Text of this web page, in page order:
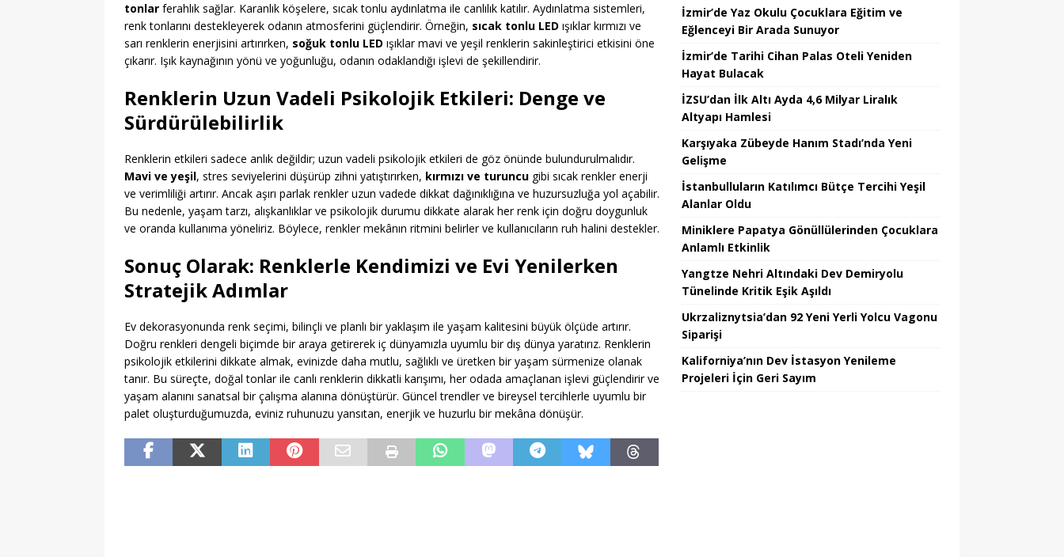
tonlar ferahlık sağlar. Karanlık köşelere, sıcak tonlu aydınlatma ile canlılık katılır. Aydınlatma sistemleri,
renk tonlarını destekleyerek odanın atmosferini güçlendirir. Örneğin, sıcak tonlu LED ışıklar kırmızı ve
sarı renklerin enerjisini artırırken, soğuk tonlu LED ışıklar mavi ve yeşil renklerin sakinleştirici etkisini öne
çıkarır. Işık kaynağının yönü ve yoğunluğu, odanın odaklandığı işlevi de şekillendirir.
Renklerin Uzun Vadeli Psikolojik Etkileri: Denge ve
Sürdürülebilirlik
Renklerin etkileri sadece anlık değildir; uzun vadeli psikolojik etkileri de göz önünde bulundurulmalıdır.
Mavi ve yeşil, stres seviyelerini düşürüp zihni yatıştırırken, kırmızı ve turuncu gibi sıcak renkler enerji
ve verimliliği artırır. Ancak aşırı parlak renkler uzun vadede dikkat dağınıklığına ve huzursuzluğa yol açabilir.
Bu nedenle, yaşam tarzı, alışkanlıklar ve psikolojik durumu dikkate alarak her renk için doğru doygunluk
ve oranda kullanıma yöneliriz. Böylece, renkler mekânın ritmini belirler ve kullanıcıların ruh halini destekler.
Sonuç Olarak: Renklerle Kendimizi ve Evi Yenilerken
Stratejik Adımlar
Ev dekorasyonunda renk seçimi, bilinçli ve planlı bir yaklaşım ile yaşam kalitesini büyük ölçüde artırır.
Doğru renkleri dengeli biçimde bir araya getirerek iç dünyamızla uyumlu bir dış dünya yaratırız. Renklerin
psikolojik etkilerini dikkate almak, evinizde daha mutlu, sağlıklı ve üretken bir yaşam sürmenize olanak
tanır. Bu süreçte, doğal tonlar ile canlı renklerin dikkatli karışımı, her odada amaçlanan işlevi güçlendirir ve
yaşam alanını sanatsal bir çalışma alanına dönüştürür. Güncel trendler ve bireysel tercihlerle uyumlu bir
palet oluşturduğumuzda, eviniz ruhunuzu yansıtan, enerjik ve huzurlu bir mekâna dönüşür.
İzmir’de Yaz Okulu Çocuklara Eğitim ve
Eğlenceyi Bir Arada Sunuyor
İzmir’de Tarihi Cihan Palas Oteli Yeniden
Hayat Bulacak
İZSU’dan İlk Altı Ayda 4,6 Milyar Liralık
Altyapı Hamlesi
Karşıyaka Zübeyde Hanım Stadı’nda Yeni
Gelişme
İstanbulluların Katılımcı Bütçe Tercihi Yeşil
Alanlar Oldu
Miniklere Papatya Gönüllülerinden Çocuklara
Anlamlı Etkinlik
Yangtze Nehri Altındaki Dev Demiryolu
Tünelinde Kritik Eşik Aşıldı
Ukrzaliznytsia’dan 92 Yeni Yerli Yolcu Vagonu
Siparişi
Kaliforniya’nın Dev İstasyon Yenileme
Projeleri İçin Geri Sayım